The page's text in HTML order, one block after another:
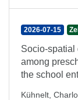
2026-07-15
Socio-spatial
among
the school
Kühnelt,